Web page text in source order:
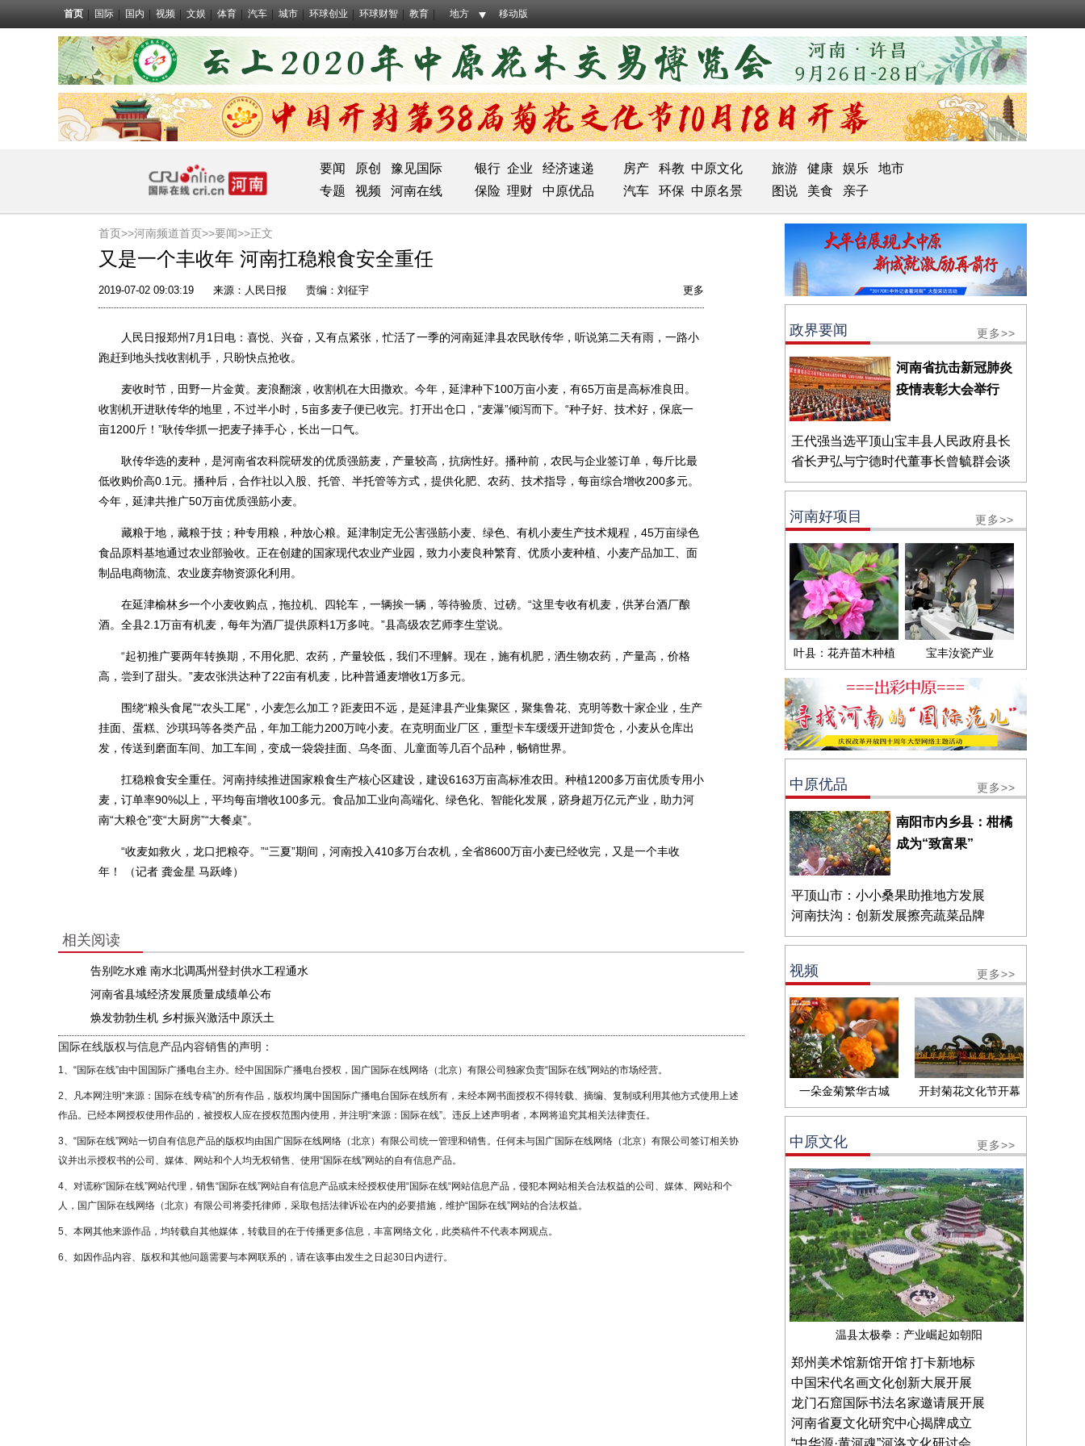
首页 国际 国内 视频 文娱 体育 汽车 城市 环球创业 环球财智 教育 地方 移动版
要闻 原创 豫见国际 银行 企业 经济速递 房产 科教 中原文化 旅游 健康 娱乐
地市
专题
视频 河南在线 保险 理财 中原优品 汽车 环保 中原名景 图说 美食 亲子
首页>>河南频道首页>>要闻>>正文
又是一个丰收年 河南扛稳粮食安全重任
2019-07-02 09:03:19 来源： 人民日报 责编：刘征宇 更多
人民日报郑州7月1日电：喜悦、兴奋，又有点紧张，忙活了一季的河南延津县农民耿传华，听说第二天有雨，一路小
跑赶到地头找收割机手，只盼快点抢收。
麦收时节，田野一片金黄。麦浪翻滚，收割机在大田撒欢。今年，延津种下100万亩小麦，有65万亩是高标准良田。
收割机开进耿传华的地里，不过半小时，5亩多麦子便已收完。打开出仓口，“麦瀑”倾泻而下。“种子好、技术好，保底一
亩1200斤！”耿传华抓一把麦子捧手心，长出一口气。
耿传华选的麦种，是河南省农科院研发的优质强筋麦，产量较高，抗病性好。播种前，农民与企业签订单，每斤比最
低收购价高0.1元。播种后，合作社以入股、托管、半托管等方式，提供化肥、农药、技术指导，每亩综合增收200多元。
今年，延津共推广50万亩优质强筋小麦。
藏粮于地，藏粮于技；种专用粮，种放心粮。延津制定无公害强筋小麦、绿色、有机小麦生产技术规程，45万亩绿色
食品原料基地通过农业部验收。正在创建的国家现代农业产业园，致力小麦良种繁育、优质小麦种植、小麦产品加工、面
制品电商物流、农业废弃物资源化利用。
在延津榆林乡一个小麦收购点，拖拉机、四轮车，一辆挨一辆，等待验质、过磅。“这里专收有机麦，供茅台酒厂酿
酒。全县2.1万亩有机麦，每年为酒厂提供原料1万多吨。”县高级农艺师李生堂说。
“起初推广要两年转换期，不用化肥、农药，产量较低，我们不理解。现在，施有机肥，洒生物农药，产量高，价格
高，尝到了甜头。”麦农张洪达种了22亩有机麦，比种普通麦增收1万多元。
围绕“粮头食尾”“农头工尾”，小麦怎么加工？距麦田不远，是延津县产业集聚区，聚集鲁花、克明等数十家企业，生产
挂面、蛋糕、沙琪玛等各类产品，年加工能力200万吨小麦。在克明面业厂区，重型卡车缓缓开进卸货仓，小麦从仓库出
发，传送到磨面车间、加工车间，变成一袋袋挂面、乌冬面、儿童面等几百个品种，畅销世界。
扛稳粮食安全重任。河南持续推进国家粮食生产核心区建设，建设6163万亩高标准农田。种植1200多万亩优质专用小
麦，订单率90%以上，平均每亩增收100多元。食品加工业向高端化、绿色化、智能化发展，跻身超万亿元产业，助力河
南“大粮仓”变“大厨房”“大餐桌”。
“收麦如救火，龙口把粮夺。”“三夏”期间，河南投入410多万台农机，全省8600万亩小麦已经收完，又是一个丰收
年！ （记者 龚金星 马跃峰）
相关阅读
告别吃水难 南水北调禹州登封供水工程通水
河南省县域经济发展质量成绩单公布
焕发勃勃生机 乡村振兴激活中原沃土
国际在线版权与信息产品内容销售的声明：
1、“国际在线”由中国国际广播电台主办。经中国国际广播电台授权，国广国际在线网络（北京）有限公司独家负责“国际在线”网站的市场经营。
2、凡本网注明“来源：国际在线专稿”的所有作品，版权均属中国国际广播电台国际在线所有，未经本网书面授权不得转载、摘编、复制或利用其他方式使用上述
作品。已经本网授权使用作品的，被授权人应在授权范围内使用，并注明“来源：国际在线”。违反上述声明者，本网将追究其相关法律责任。
3、“国际在线”网站一切自有信息产品的版权均由国广国际在线网络（北京）有限公司统一管理和销售。任何未与国广国际在线网络（北京）有限公司签订相关协
议并出示授权书的公司、媒体、网站和个人均无权销售、使用“国际在线”网站的自有信息产品。
4、对谎称“国际在线”网站代理，销售“国际在线”网站自有信息产品或未经授权使用“国际在线“网站信息产品，侵犯本网站相关合法权益的公司、媒体、网站和个
人，国广国际在线网络（北京）有限公司将委托律师，采取包括法律诉讼在内的必要措施，维护“国际在线”网站的合法权益。
5、本网其他来源作品，均转载自其他媒体，转载目的在于传播更多信息，丰富网络文化，此类稿件不代表本网观点。
6、如因作品内容、版权和其他问题需要与本网联系的，请在该事由发生之日起30日内进行。
政界要闻 更多>>
河南省抗击新冠肺炎
疫情表彰大会举行
王代强当选平顶山宝丰县人民政府县长
省长尹弘与宁德时代董事长曾毓群会谈
河南好项目 更多>>
叶县：花卉苗木种植 宝丰汝瓷产业
中原优品 更多>>
南阳市内乡县：柑橘
成为“致富果”
平顶山市：小小桑果助推地方发展
河南扶沟：创新发展擦亮蔬菜品牌
视频 更多>>
一朵金菊繁华古城 开封菊花文化节开幕
中原文化 更多>>
温县太极拳：产业崛起如朝阳
郑州美术馆新馆开馆 打卡新地标
中国宋代名画文化创新大展开展
龙门石窟国际书法名家邀请展开展
河南省夏文化研究中心揭牌成立
“中华源·黄河魂”河洛文化研讨会